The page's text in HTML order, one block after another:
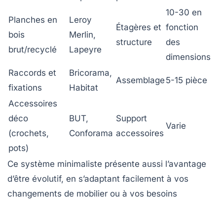
Planches en
bois
brut/recyclé
Leroy
Merlin,
Lapeyre
Étagères et
structure
10-30 en
fonction
des
dimensions
Raccords et
fixations
Bricorama,
Habitat
Assemblage 5-15 pièce
Accessoires
déco
(crochets,
pots)
BUT,
Conforama
Support
accessoires
Varie
Ce système minimaliste présente aussi l’avantage
d’être évolutif, en s’adaptant facilement à vos
changements de mobilier ou à vos besoins